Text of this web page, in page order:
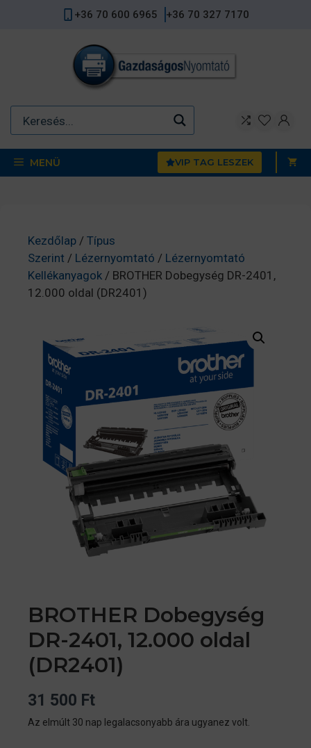
+36 70 600 6965 +36 70 327 7170
MENÜ VIP TAG LESZEK
Kezdőlap / Típus
Szerint / Lézernyomtató / Lézernyomtató
Kellékanyagok / BROTHER Dobegység DR-2401,
12.000 oldal (DR2401)
BROTHER Dobegység
DR-2401, 12.000 oldal
(DR2401)
31 500 Ft
Az elmúlt 30 nap legalacsonyabb ára ugyanez volt.